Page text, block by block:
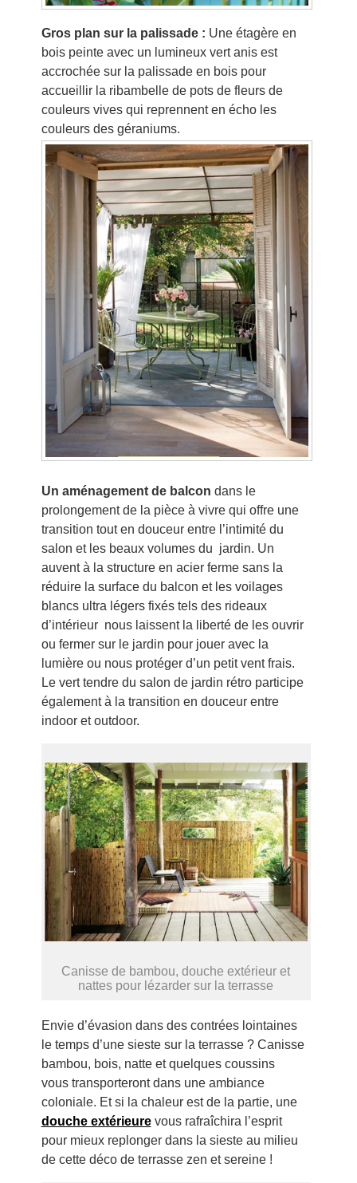
Gros plan sur la palissade : Une étagère en
bois peinte avec un lumineux vert anis est
accrochée sur la palissade en bois pour
accueillir la ribambelle de pots de fleurs de
couleurs vives qui reprennent en écho les
couleurs des géraniums.
Un aménagement de balcon dans le
prolongement de la pièce à vivre qui offre une
transition tout en douceur entre l’intimité du
salon et les beaux volumes du jardin. Un
auvent à la structure en acier ferme sans la
réduire la surface du balcon et les voilages
blancs ultra légers fixés tels des rideaux
d’intérieur nous laissent la liberté de les ouvrir
ou fermer sur le jardin pour jouer avec la
lumière ou nous protéger d’un petit vent frais.
Le vert tendre du salon de jardin rétro participe
également à la transition en douceur entre
indoor et outdoor.
Canisse de bambou, douche extérieur et
nattes pour lézarder sur la terrasse
Envie d’évasion dans des contrées lointaines
le temps d’une sieste sur la terrasse ? Canisse
bambou, bois, natte et quelques coussins
vous transporteront dans une ambiance
coloniale. Et si la chaleur est de la partie, une
douche extérieurevous rafraîchira l’esprit
pour mieux replonger dans la sieste au milieu
de cette déco de terrasse zen et sereine !